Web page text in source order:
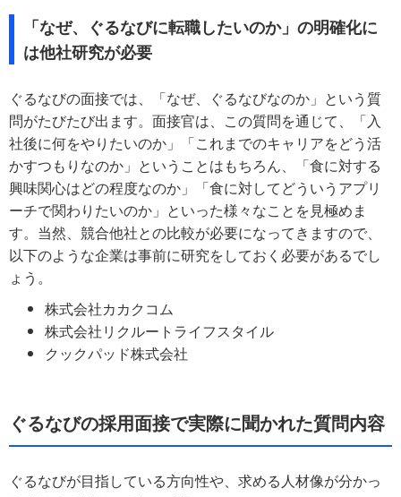
「なぜ、ぐるなびに転職したいのか」の明確化に
は他社研究が必要
ぐるなびの面接では、「なぜ、ぐるなびなのか」という質
問がたびたび出ます。面接官は、この質問を通じて、「入
社後に何をやりたいのか」「これまでのキャリアをどう活
かすつもりなのか」ということはもちろん、「食に対する
興味関心はどの程度なのか」「食に対してどういうアプリ
ーチで関わりたいのか」といった様々なことを見極めま
す。当然、競合他社との比較が必要になってきますので、
以下のような企業は事前に研究をしておく必要があるでし
ょう。
株式会社カカクコム
株式会社リクルートライフスタイル
クックパッド株式会社
ぐるなびの採用面接で実際に聞かれた質問内容
ぐるなびが目指している方向性や、求める人材像が分かっ